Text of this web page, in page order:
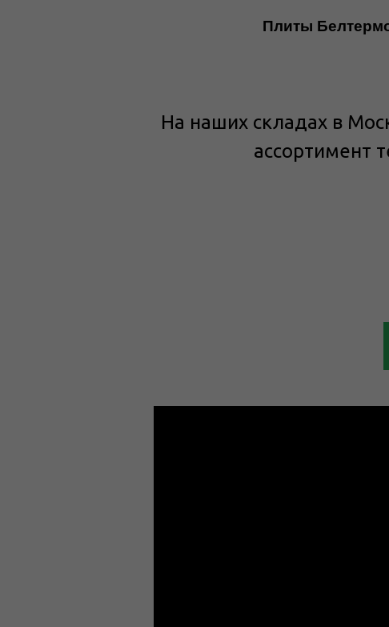
Плиты
На наших складах в
ассортимент